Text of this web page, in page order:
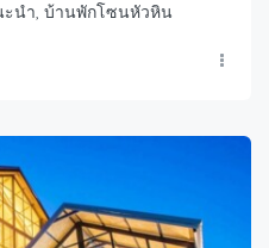
ะนำ, บ้านพักโซนหัวหิน